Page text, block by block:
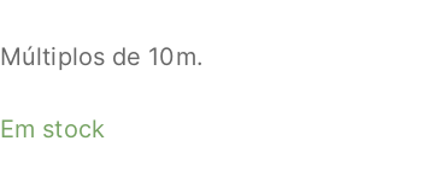
Múltiplos de 10m.
Em stock